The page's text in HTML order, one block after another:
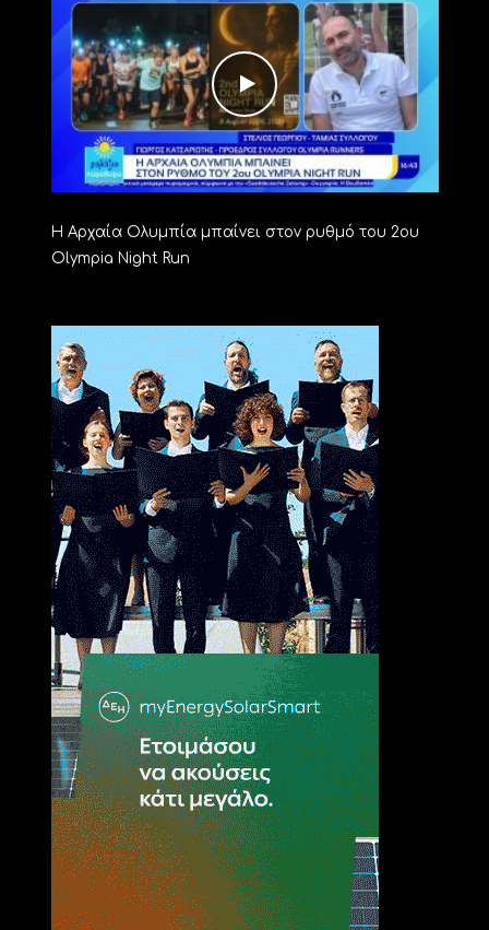
Η Αρχαία Ολυμπία μπαίνει στον ρυθμό του 2ου
Olympia Night Run